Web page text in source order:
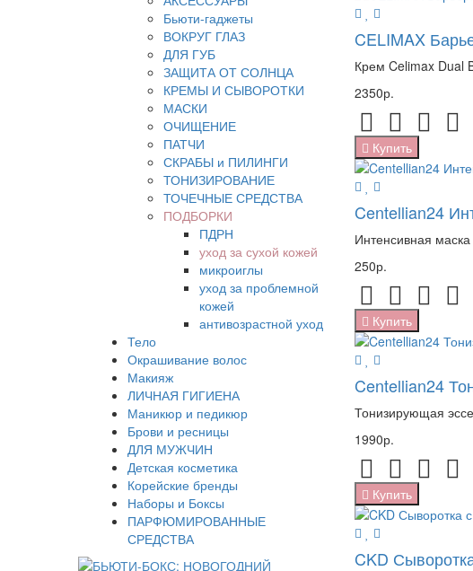
Бьюти-гаджеты
ВОКРУГ ГЛАЗ
ДЛЯ ГУБ
ЗАЩИТА ОТ СОЛНЦА
КРЕМЫ И СЫВОРОТКИ
МАСКИ
ОЧИЩЕНИЕ
ПАТЧИ
СКРАБЫ и ПИЛИНГИ
ТОНИЗИРОВАНИЕ
ТОЧЕЧНЫЕ СРЕДСТВА
ПОДБОРКИ
ПДРН
уход за сухой кожей
микроиглы
уход за проблемной
кожей
антивозрастной уход
Тело
Окрашивание волос
Макияж
ЛИЧНАЯ ГИГИЕНА
Маникюр и педикюр
Брови и ресницы
ДЛЯ МУЖЧИН
Детская косметика
Корейские бренды
Наборы и Боксы
ПАРФЮМИРОВАННЫЕ
СРЕДСТВА
CELIMAX
Крем Celimax Dual
2350р.
Купить
Centellian24
Интенсивная
250р.
Купить
Centellian24
Тонизирующая
1990р.
Купить
CKD